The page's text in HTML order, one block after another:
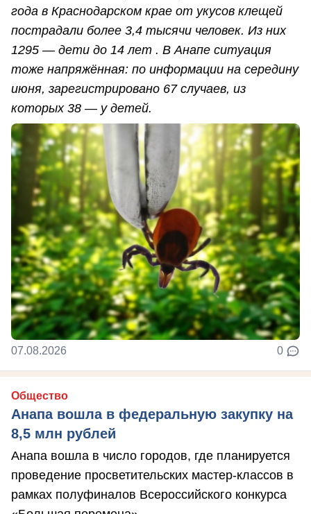
года в Краснодарском крае от укусов клещей
пострадали более 3,4 тысячи человек. Из них
1295 — дети до 14 лет . В Анапе ситуация
тоже напряжённая: по информации на середину
июня, зарегистрировано 67 случаев, из
которых 38 — у детей.
07.08.2026 0
Общество
Анапа вошла в федеральную закупку на
8,5 млн рублей
Анапа вошла в число городов, где планируется
проведение просветительских мастер-классов в
рамках полуфиналов Всероссийского конкурса